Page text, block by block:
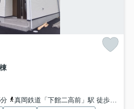
真岡鉄道「下館二高前」駅 徒歩38分